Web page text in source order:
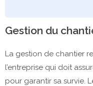
Gestion du
La gestion de chantier
l’entreprise qui doit
pour garantir sa survie.